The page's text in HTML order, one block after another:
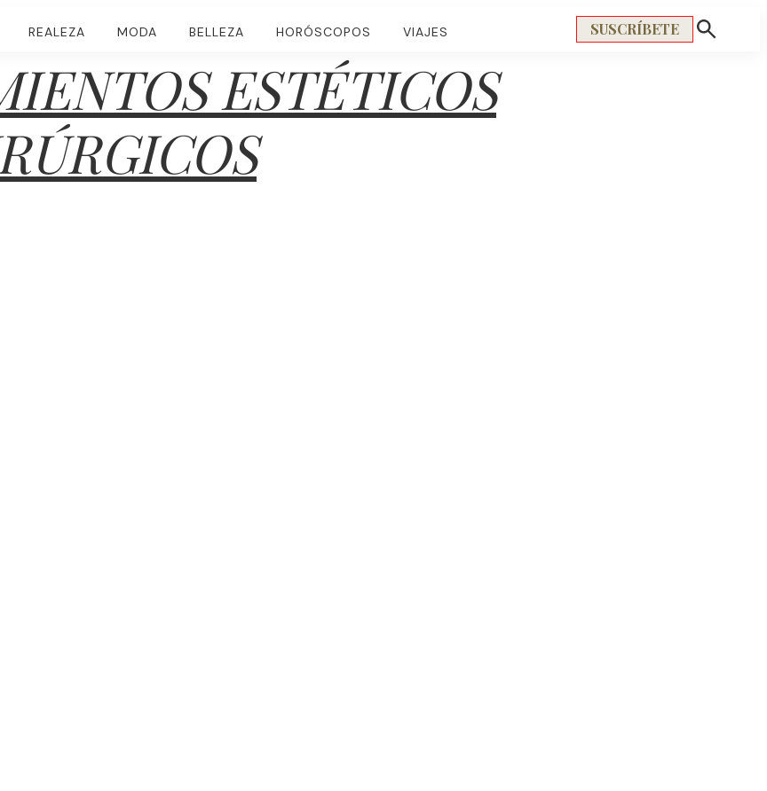
REALEZA MODA BELLEZA HORÓSCOPOS VIAJES SUSCRÍBETE
Mostrar
ESTÉTICOS